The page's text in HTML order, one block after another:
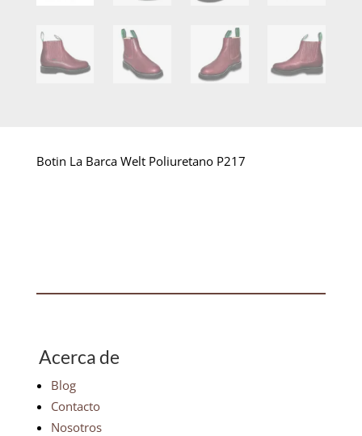
Botin La Barca Welt Poliuretano P217
Acerca de
Blog
Contacto
Nosotros